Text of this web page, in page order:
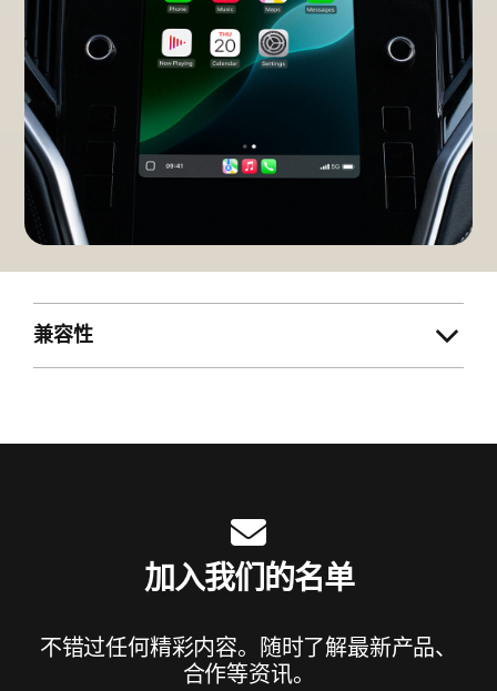
兼容性
加入我们的名单
不错过任何精彩内容。随时了解最新产品、
合作等资讯。